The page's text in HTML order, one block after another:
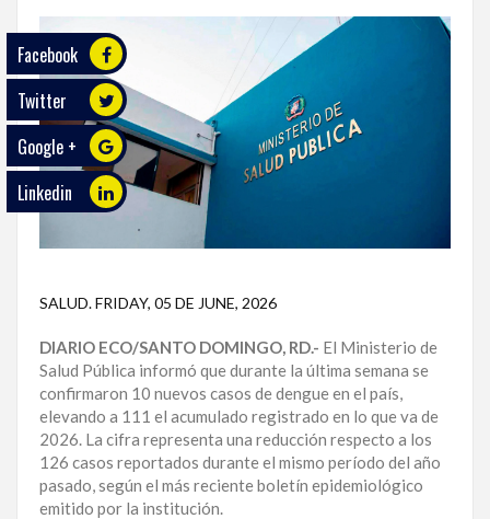
TECNOLOGÍA
ECO
PLAY
TRABAJOS
DE
INVESTIGACIÓN
NACIONAL
SANTO
DOMINGO
SANTIAGO
SAN
JUAN
Facebook
Twitter
Google +
Linkedin
SALUD.FRIDAY, 05 DE JUNE, 2026
DIARIO ECO/SANTO DOMINGO, RD.- El Ministerio de
Salud Pública informó que durante la última semana se
confirmaron 10 nuevos casos de dengue en el país,
elevando a 111 el acumulado registrado en lo que va de
2026. La cifra representa una reducción respecto a los
126 casos reportados durante el mismo período del año
pasado, según el más reciente boletín epidemiológico
emitido por la institución.